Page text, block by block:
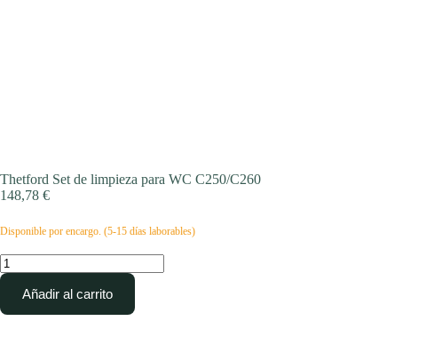
Thetford Set de limpieza para WC C250/C260
148,78 €
Disponible por encargo. (5-15 días laborables)
Thetford
Set
limpieza
Añadir al carrito